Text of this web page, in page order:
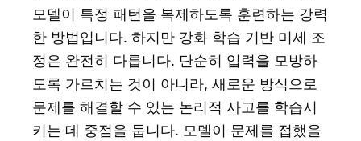
모델이 특정 패턴을 복제하도록 훈련하는 강력
한 방법입니다. 하지만 강화 학습 기반 미세 조
정은 완전히 다릅니다. 단순히 입력을 모방하
도록 가르치는 것이 아니라, 새로운 방식으로
문제를 해결할 수 있는 논리적 사고를 학습시
키는 데 중점을 둡니다. 모델이 문제를 접했을